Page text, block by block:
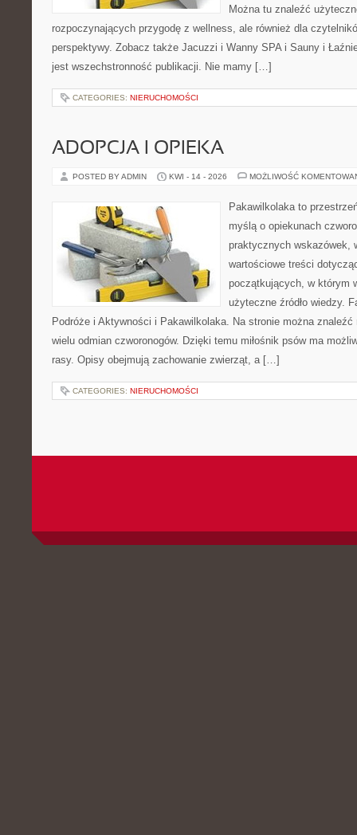
Można tu znaleźć
rozpoczynających przygodę z wellness, ale również dla
perspektywy. Zobacz także Jacuzzi i Wanny SPA i Sauny i
jest wszechstronność publikacji. Nie mamy […]
CATEGORIES: NIERUCHOMOŚCI
ADOPCJA I OPIEKA
POSTED BY ADMIN KWI - 14 - 2026 MOŻLIWOŚĆ
Pakawilkolaka to
myślą o opiekunach
praktycznych wskazówek,
wartościowe treści
początkujących, w którym
użyteczne źródło wiedzy.
Podróże i Aktywności i Pakawilkolaka. Na stronie można znaleźć
wielu odmian czworonogów. Dzięki temu miłośnik psów ma
rasy. Opisy obejmują zachowanie zwierząt, a […]
CATEGORIES: NIERUCHOMOŚCI